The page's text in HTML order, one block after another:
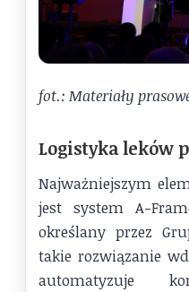
fot.: Materiały
Logistyka leków
Najważniejszym
jest system A-
określany przez
takie rozwiązanie
automatyzuje